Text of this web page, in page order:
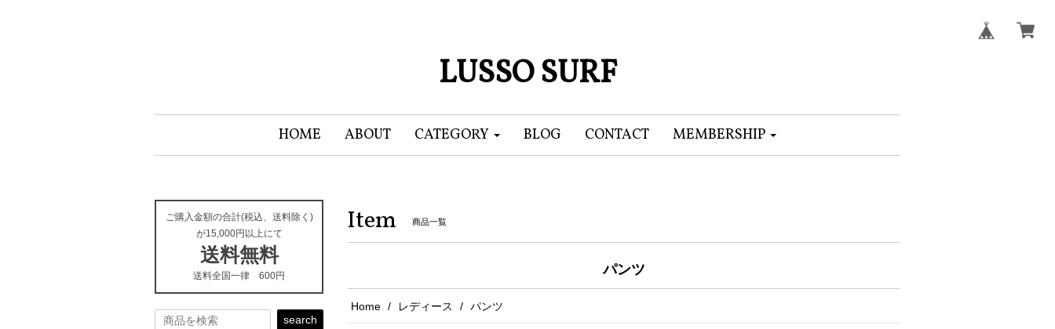
LUSSO SURF
HOME ABOUT CATEGORY BLOG CONTACT MEMBERSHIP
Item 商品一覧
パンツ
Home レディース パンツ
ご購入金額の合計(税込、送料除く)
が15,000円以上にて
送料無料
送料全国一律 600円
search